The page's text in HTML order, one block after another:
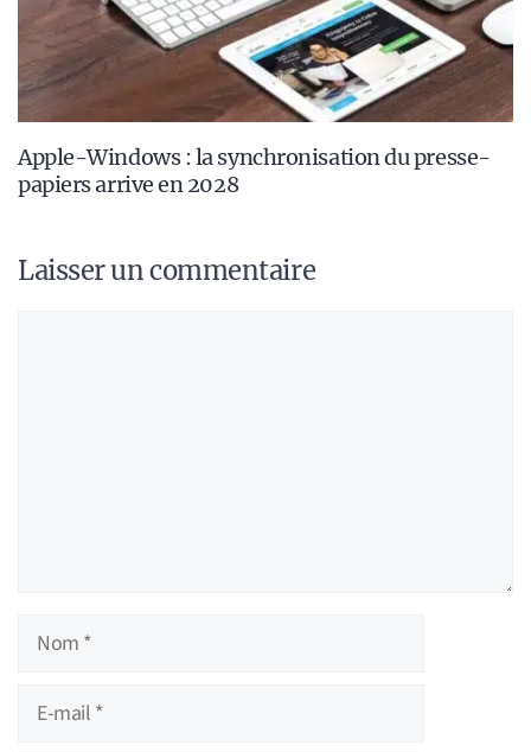
Apple-Windows : la synchronisation du presse-
papiers arrive en 2028
Laisser un commentaire
Nom